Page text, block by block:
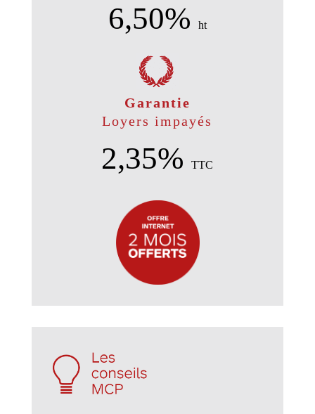
6,50% ht
Garantie
Loyers impayés
2,35%TTC